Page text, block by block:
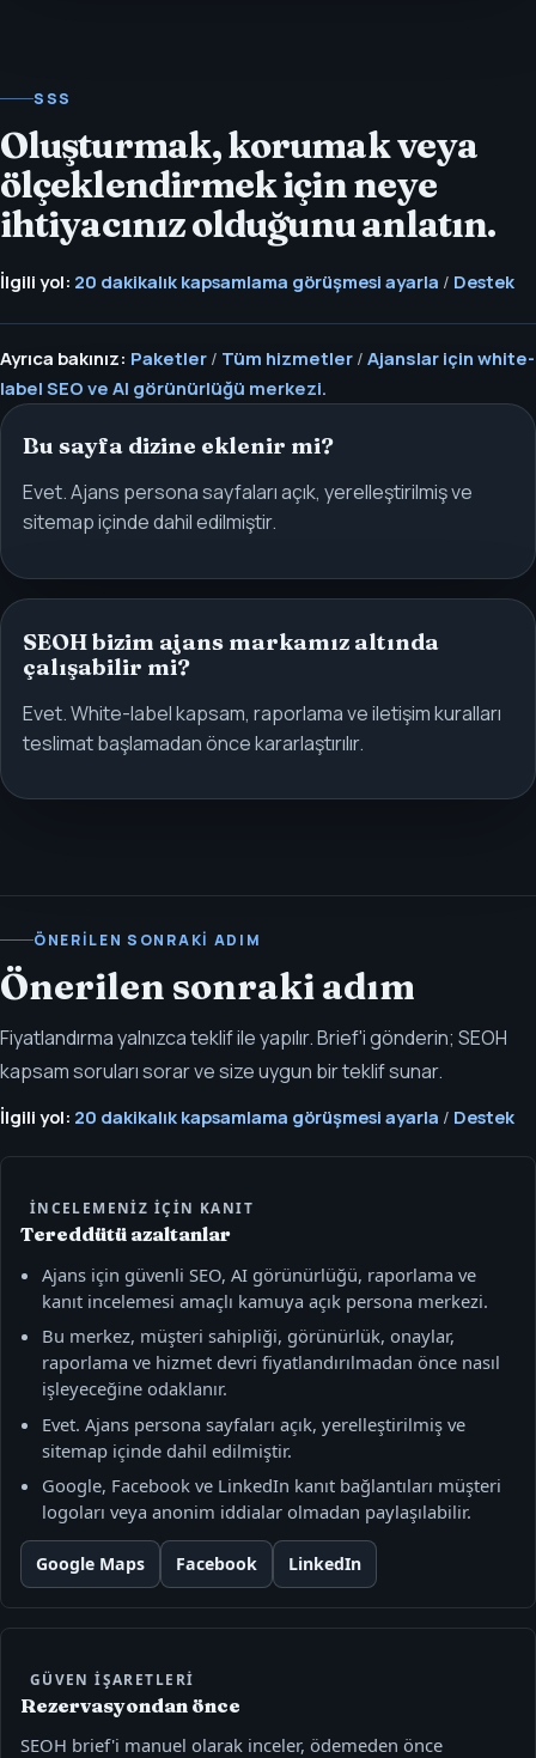
SSS
Oluşturmak, korumak veya
ölçeklendirmek için neye
ihtiyacınız olduğunu anlatın.
İlgili yol: 20 dakikalık kapsamlama görüşmesi ayarla / Destek
Ayrıca bakınız: Paketler / Tüm hizmetler / Ajanslar için white-
label SEO ve AI görünürlüğü merkezi.
Bu sayfa dizine eklenir mi?
Evet. Ajans persona sayfaları açık, yerelleştirilmiş ve
sitemap içinde dahil edilmiştir.
SEOH bizim ajans markamız altında
çalışabilir mi?
Evet. White-label kapsam, raporlama ve iletişim kuralları
teslimat başlamadan önce kararlaştırılır.
ÖNERILEN SONRAKI ADIM
Önerilen sonraki adım
Fiyatlandırma yalnızca teklif ile yapılır. Brief'i gönderin; SEOH
kapsam soruları sorar ve size uygun bir teklif sunar.
İlgili yol: 20 dakikalık kapsamlama görüşmesi ayarla / Destek
İNCELEMENIZ IÇIN KANIT
Tereddütü azaltanlar
Ajans için güvenli SEO, AI görünürlüğü, raporlama ve
kanıt incelemesi amaçlı kamuya açık persona merkezi.
Bu merkez, müşteri sahipliği, görünürlük, onaylar,
raporlama ve hizmet devri fiyatlandırılmadan önce nasıl
işleyeceğine odaklanır.
Evet. Ajans persona sayfaları açık, yerelleştirilmiş ve
sitemap içinde dahil edilmiştir.
Google, Facebook ve LinkedIn kanıt bağlantıları müşteri
logoları veya anonim iddialar olmadan paylaşılabilir.
Google Maps Facebook LinkedIn
GÜVEN IŞARETLERI
Rezervasyondan önce
SEOH brief'i manuel olarak inceler, ödemeden önce